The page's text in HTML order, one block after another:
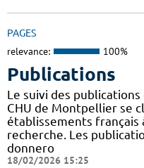
PAGES
relevance: 100%
Publications
Le suivi des
CHU de Montpellier se
établissements
recherche. Les
donnero
18/02/2026 15:25